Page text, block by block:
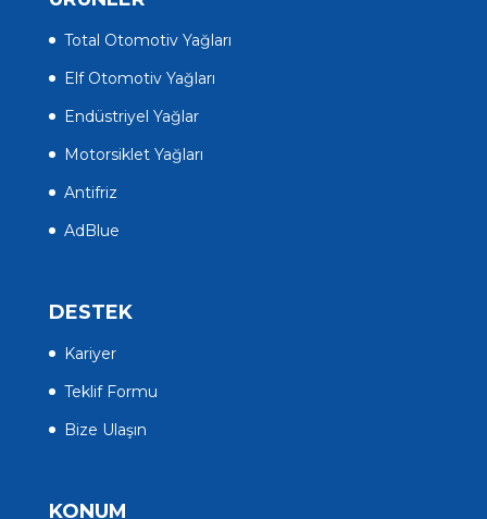
Total Otomotiv Yağları
Elf Otomotiv Yağları
Endüstriyel Yağlar
Motorsiklet Yağları
Antifriz
AdBlue
DESTEK
Kariyer
Teklif Formu
Bize Ulaşın
KONUM